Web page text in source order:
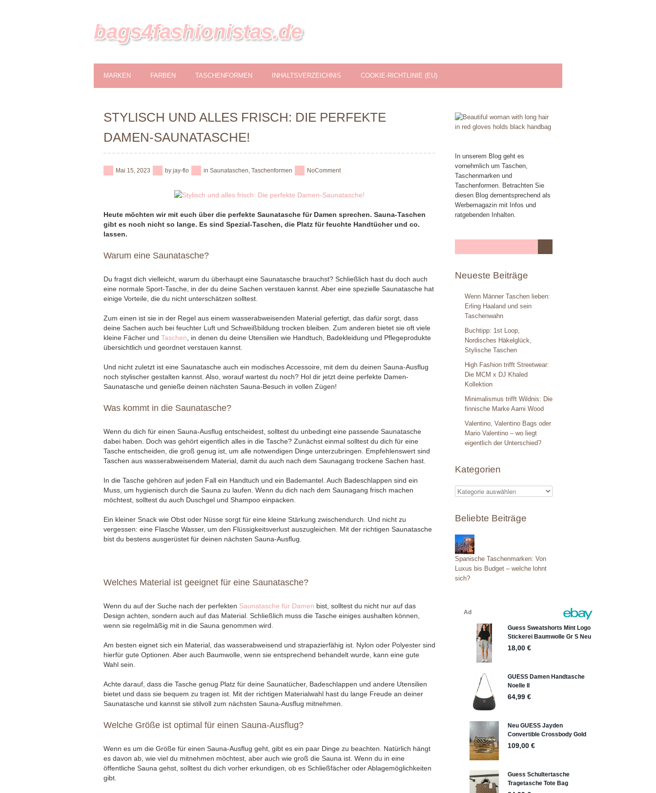
bags4fashionistas.de
MARKEN FARBEN TASCHENFORMEN INHALTSVERZEICHNIS COOKIE-RICHTLINIE (EU)
STYLISCH UND ALLES FRISCH: DIE PERFEKTE
DAMEN-SAUNATASCHE!
Mai 15, 2023 by jay-flo in Saunataschen, Taschenformen NoComment
Heute möchten wir mit euch über die perfekte Saunatasche für Damen sprechen. Sauna-Taschen
gibt es noch nicht so lange. Es sind Spezial-Taschen, die Platz für feuchte Handtücher und co.
lassen.
Warum eine Saunatasche?
Du fragst dich vielleicht, warum du überhaupt eine Saunatasche brauchst? Schließlich hast du doch auch
eine normale Sport-Tasche, in der du deine Sachen verstauen kannst. Aber eine spezielle Saunatasche hat
einige Vorteile, die du nicht unterschätzen solltest.
Zum einen ist sie in der Regel aus einem wasserabweisenden Material gefertigt, das dafür sorgt, dass
deine Sachen auch bei feuchter Luft und Schweißbildung trocken bleiben. Zum anderen bietet sie oft viele
kleine Fächer und Taschen , in denen du deine Utensilien wie Handtuch, Badekleidung und Pflegeprodukte
übersichtlich und geordnet verstauen kannst.
Und nicht zuletzt ist eine Saunatasche auch ein modisches Accessoire, mit dem du deinen Sauna-Ausflug
noch stylischer gestalten kannst. Also, worauf wartest du noch? Hol dir jetzt deine perfekte Damen-
Saunatasche und genieße deinen nächsten Sauna-Besuch in vollen Zügen!
Was kommt in die Saunatasche?
Wenn du dich für einen Sauna-Ausflug entscheidest, solltest du unbedingt eine passende Saunatasche
dabei haben. Doch was gehört eigentlich alles in die Tasche? Zunächst einmal solltest du dich für eine
Tasche entscheiden, die groß genug ist, um alle notwendigen Dinge unterzubringen. Empfehlenswert sind
Taschen aus wasserabweisendem Material, damit du auch nach dem Saunagang trockene Sachen hast.
In die Tasche gehören auf jeden Fall ein Handtuch und ein Bademantel. Auch Badeschlappen sind ein
Muss, um hygienisch durch die Sauna zu laufen. Wenn du dich nach dem Saunagang frisch machen
möchtest, solltest du auch Duschgel und Shampoo einpacken.
Ein kleiner Snack wie Obst oder Nüsse sorgt für eine kleine Stärkung zwischendurch. Und nicht zu
vergessen: eine Flasche Wasser, um den Flüssigkeitsverlust auszugleichen. Mit der richtigen Saunatasche
bist du bestens ausgerüstet für deinen nächsten Sauna-Ausflug.
Welches Material ist geeignet für eine Saunatasche?
Wenn du auf der Suche nach der perfekten Saunatasche für Damen bist, solltest du nicht nur auf das
Design achten, sondern auch auf das Material. Schließlich muss die Tasche einiges aushalten können,
wenn sie regelmäßig mit in die Sauna genommen wird.
Am besten eignet sich ein Material, das wasserabweisend und strapazierfähig ist. Nylon oder Polyester sind
hierfür gute Optionen. Aber auch Baumwolle, wenn sie entsprechend behandelt wurde, kann eine gute
Wahl sein.
Achte darauf, dass die Tasche genug Platz für deine Saunatücher, Badeschlappen und andere Utensilien
bietet und dass sie bequem zu tragen ist. Mit der richtigen Materialwahl hast du lange Freude an deiner
Saunatasche und kannst sie stilvoll zum nächsten Sauna-Ausflug mitnehmen.
Welche Größe ist optimal für einen Sauna-Ausflug?
Wenn es um die Größe für einen Sauna-Ausflug geht, gibt es ein paar Dinge zu beachten. Natürlich hängt
es davon ab, wie viel du mitnehmen möchtest, aber auch wie groß die Sauna ist. Wenn du in eine
öffentliche Sauna gehst, solltest du dich vorher erkundigen, ob es Schließfächer oder Ablagemöglichkeiten
gibt.
In unserem Blog geht es
vornehmlich um Taschen,
Taschenmarken und
Taschenformen. Betrachten Sie
diesen Blog dementsprechend als
Werbemagazin mit Infos und
ratgebenden Inhalten.
Neueste Beiträge
Wenn Männer Taschen lieben:
Erling Haaland und sein
Taschenwahn
Buchtipp: 1st Loop,
Nordisches Häkelglück,
Stylische Taschen
High Fashion trifft Streetwear:
Die MCM x DJ Khaled
Kollektion
Minimalismus trifft Wildnis: Die
finnische Marke Aarni Wood
Valentino, Valentino Bags oder
Mario Valentino – wo liegt
eigentlich der Unterschied?
Kategorien
K
t
e
g
o
r
Beliebte Beiträge
Spanische Taschenmarken: Von
Luxus bis Budget – welche lohnt
sich?